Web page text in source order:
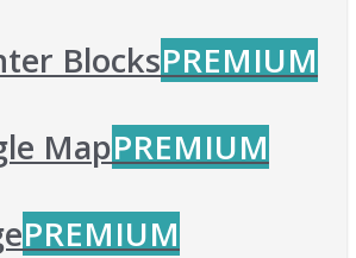
BlocksPREMIUM
MapPREMIUM
PREMIUM